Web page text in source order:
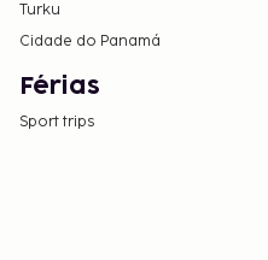
Turku
Cidade do Panamá
Férias
Sport trips